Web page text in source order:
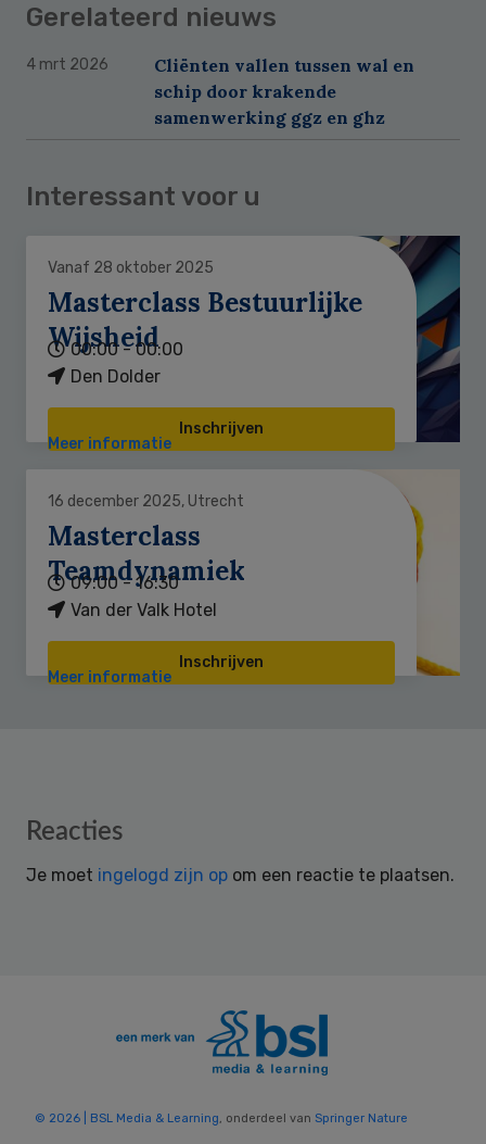
Gerelateerd nieuws
4 mrt 2026
Cliënten vallen tussen wal en
schip door krakende
samenwerking ggz en ghz
Interessant voor u
Vanaf 28 oktober 2025
Masterclass Bestuurlijke
Wijsheid
00:00 - 00:00
Den Dolder
Inschrijven
Meer informatie
16 december 2025, Utrecht
Masterclass
Teamdynamiek
09:00 - 16:30
Van der Valk Hotel
Inschrijven
Meer informatie
Reader
Reacties
Je moet ingelogd zijn op om een reactie te plaatsen.
© 2026 | BSL Media & Learning , onderdeel van Springer Nature